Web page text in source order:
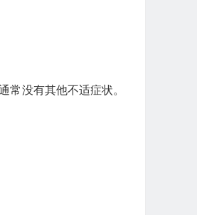
常没有其他不适症状。